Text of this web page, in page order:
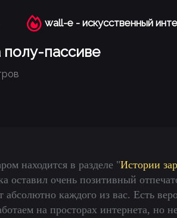
wall-e - искусственный
полу-пассиве
находится в разделе "Истории
оставил очень позитивный
абсолютно каждого из вас. Есть
на просторах интернета, но